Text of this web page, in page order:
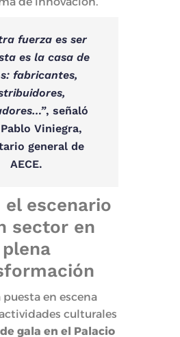
fuerza es ser
es la casa de
fabricantes,
, señaló
Viniegra,
general de
AECE.
el escenario
sector en
plena
puesta en escena
culturales
gala en el Palacio